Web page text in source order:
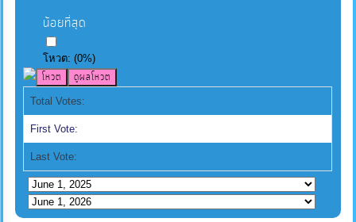
น้อยที่สุด
โหวต:(0%)
Total Votes:
First Vote:
Last Vote: